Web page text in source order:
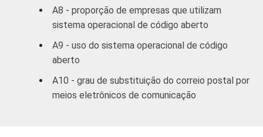
segmentos da CNAE 1.0: seção D, F, G, H, I, K
e a seção O sem os grupos 90 e 91.
de 2008.
2A categoria "O - Outros serviços coletivos,
sociais e pessoais" não reúne os grupos 90-
Limpeza urbana e esgoto e Atividades
A8 - proporção de empresas que utilizam
sistema operacional de código aberto
A9 - uso do sistema operacional de código
aberto
A10 - grau de substituição do correio postal por
meios eletrônicos de comunicação